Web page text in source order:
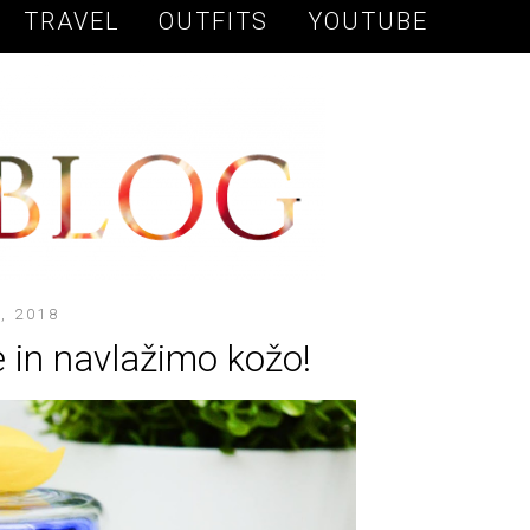
TRAVEL OUTFITS YOUTUBE
2018
navlažimo kožo!